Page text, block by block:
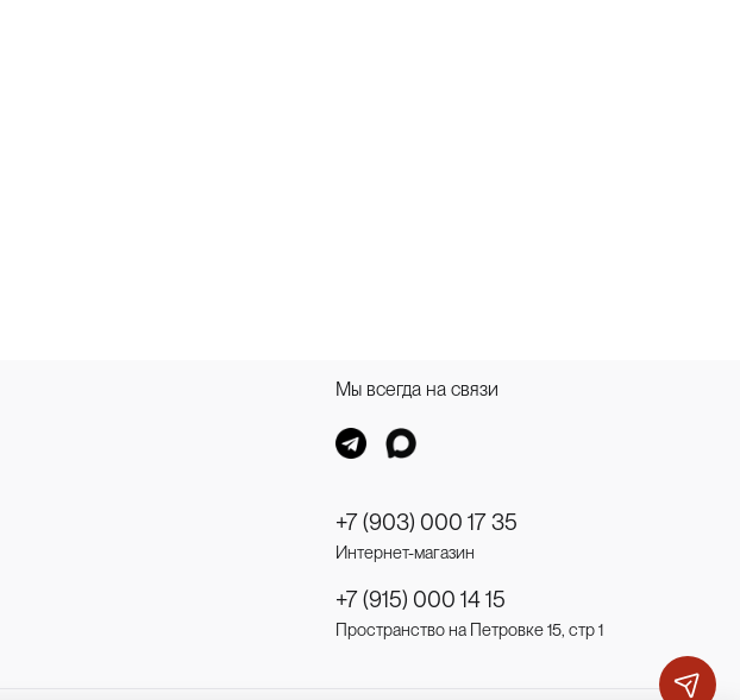
Мы всегда на связи
+7 (903) 000 17 35
Интернет-магазин
+7 (915) 000 14 15
Пространство на Петровке 15, стр 1